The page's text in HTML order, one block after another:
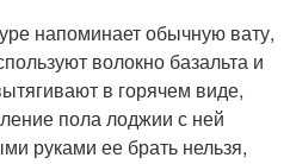
напоминает обычную вату,
волокно базальта и
в горячем виде,
пола лоджии с ней
руками ее брать нельзя,